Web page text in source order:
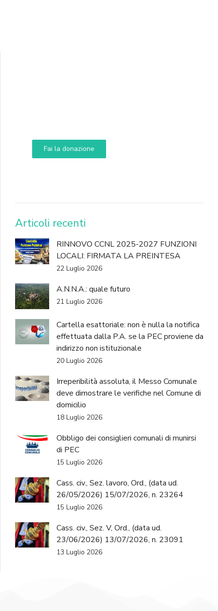
Fai la donazione
DONA
Articoli recenti
RINNOVO CCNL 2025-2027 FUNZIONI
LOCALI: FIRMATA LA PREINTESA
22 Luglio 2026
A.N.N.A.: quale futuro
21 Luglio 2026
Cartella esattoriale: non è nulla la notifica
effettuata dalla P.A. se la PEC proviene da
indirizzo non istituzionale
20 Luglio 2026
Irreperibilità assoluta, il Messo Comunale
deve dimostrare le verifiche nel Comune di
domicilio
18 Luglio 2026
Obbligo dei consiglieri comunali di munirsi
di PEC
15 Luglio 2026
Cass. civ., Sez. lavoro, Ord., (data ud.
26/05/2026) 15/07/2026, n. 23264
15 Luglio 2026
Cass. civ., Sez. V, Ord., (data ud.
23/06/2026) 13/07/2026, n. 23091
13 Luglio 2026